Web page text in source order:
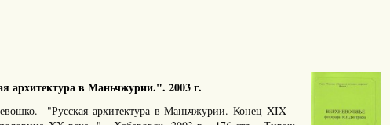
архитектура в Маньчжурии.". 2003 г.
"Русская архитектура в Маньчжурии. Конец XIX -